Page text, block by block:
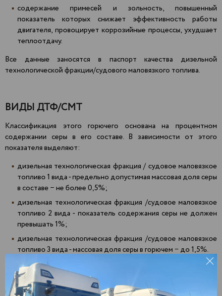
содержание примесей и зольность, повышенный
показатель которых снижает эффективность работы
двигателя, провоцирует коррозийные процессы, ухудшает
теплоотдачу.
Все данные заносятся в паспорт качества дизельной
технологической фракции/судового маловязкого топлива.
ВИДЫ ДТФ/СМТ
Классификация этого горючего основана на процентном
содержании серы в его составе. В зависимости от этого
показателя выделяют:
дизельная технологическая фракция / судовое маловязкое
топливо 1 вида - предельно допустимая массовая доля серы
в составе − не более 0,5%;
дизельная технологическая фракция /судовое маловязкое
топливо 2 вида - показатель содержания серы не должен
превышать 1%;
дизельная технологическая фракция /судовое маловязкое
топливо 3 вида - массовая доля серы в горючем − до 1,5%.
Доставка печного топлива СМТ оптом
Агрыз
Актаныш
Зеленодольск
Златоуст
Пенза